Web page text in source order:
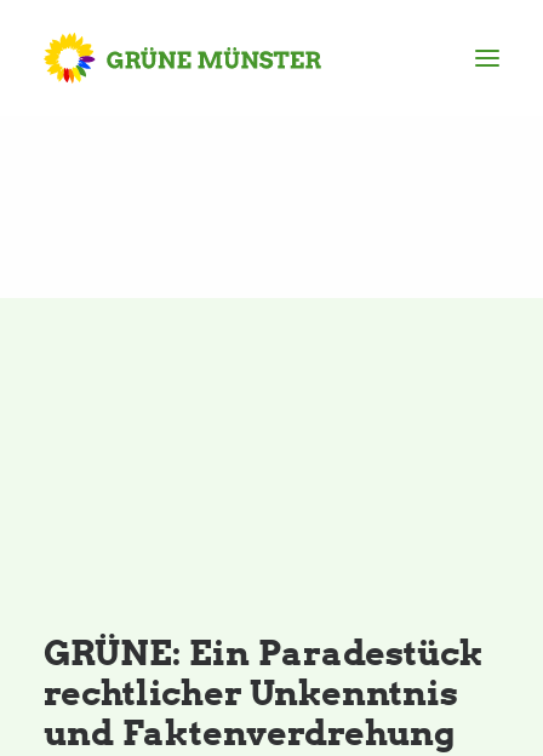
Grünes Zentrum
GRÜNE: Ein Paradestück
rechtlicher Unkenntnis
und Faktenverdrehung